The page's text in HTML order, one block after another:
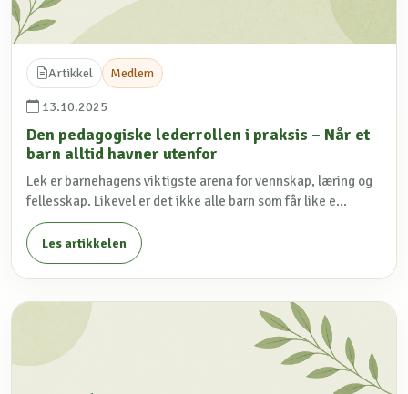
Artikkel Medlem
13.10.2025
Den pedagogiske lederrollen i praksis – Når et
barn alltid havner utenfor
Lek er barnehagens viktigste arena for vennskap, læring og
fellesskap. Likevel er det ikke alle barn som får like e...
Les artikkelen